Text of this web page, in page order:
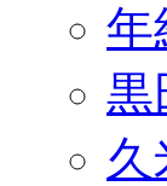
年
黒
久